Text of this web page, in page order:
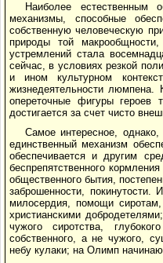
Наиболее естественным
механизмы, способные
собственную человеческую
природы той
устремлений стала
сейчас, в условиях резкой
и ином культурном
жизнедеятельности люмпена.
опереточные фигуры героев
достигается за счет чисто
Самое интересное,
единственный механизм
обеспечивается и другим
беспрепятственного
общественного бытия,
заброшенности,
милосердия, помощи
христианскими
чужого сиротства,
собственного, а не чужого,
небу кулаки; на Олимп